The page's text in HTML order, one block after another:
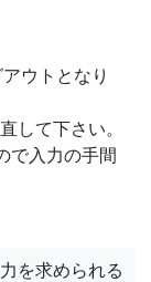
ウトとなり
して下さい。
で入力の手間
を求められる